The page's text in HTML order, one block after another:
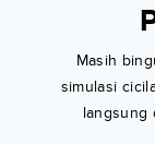
Masih
simulasi
langsung